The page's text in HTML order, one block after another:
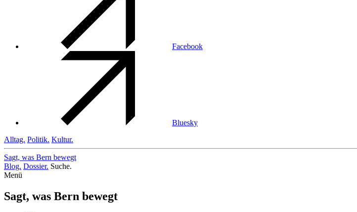
Facebook
Bluesky
Alltag. Politik. Kultur.
Sagt, was Bern bewegt
Blog. Dossier. Suche.
Menü
Sagt, was Bern bewegt